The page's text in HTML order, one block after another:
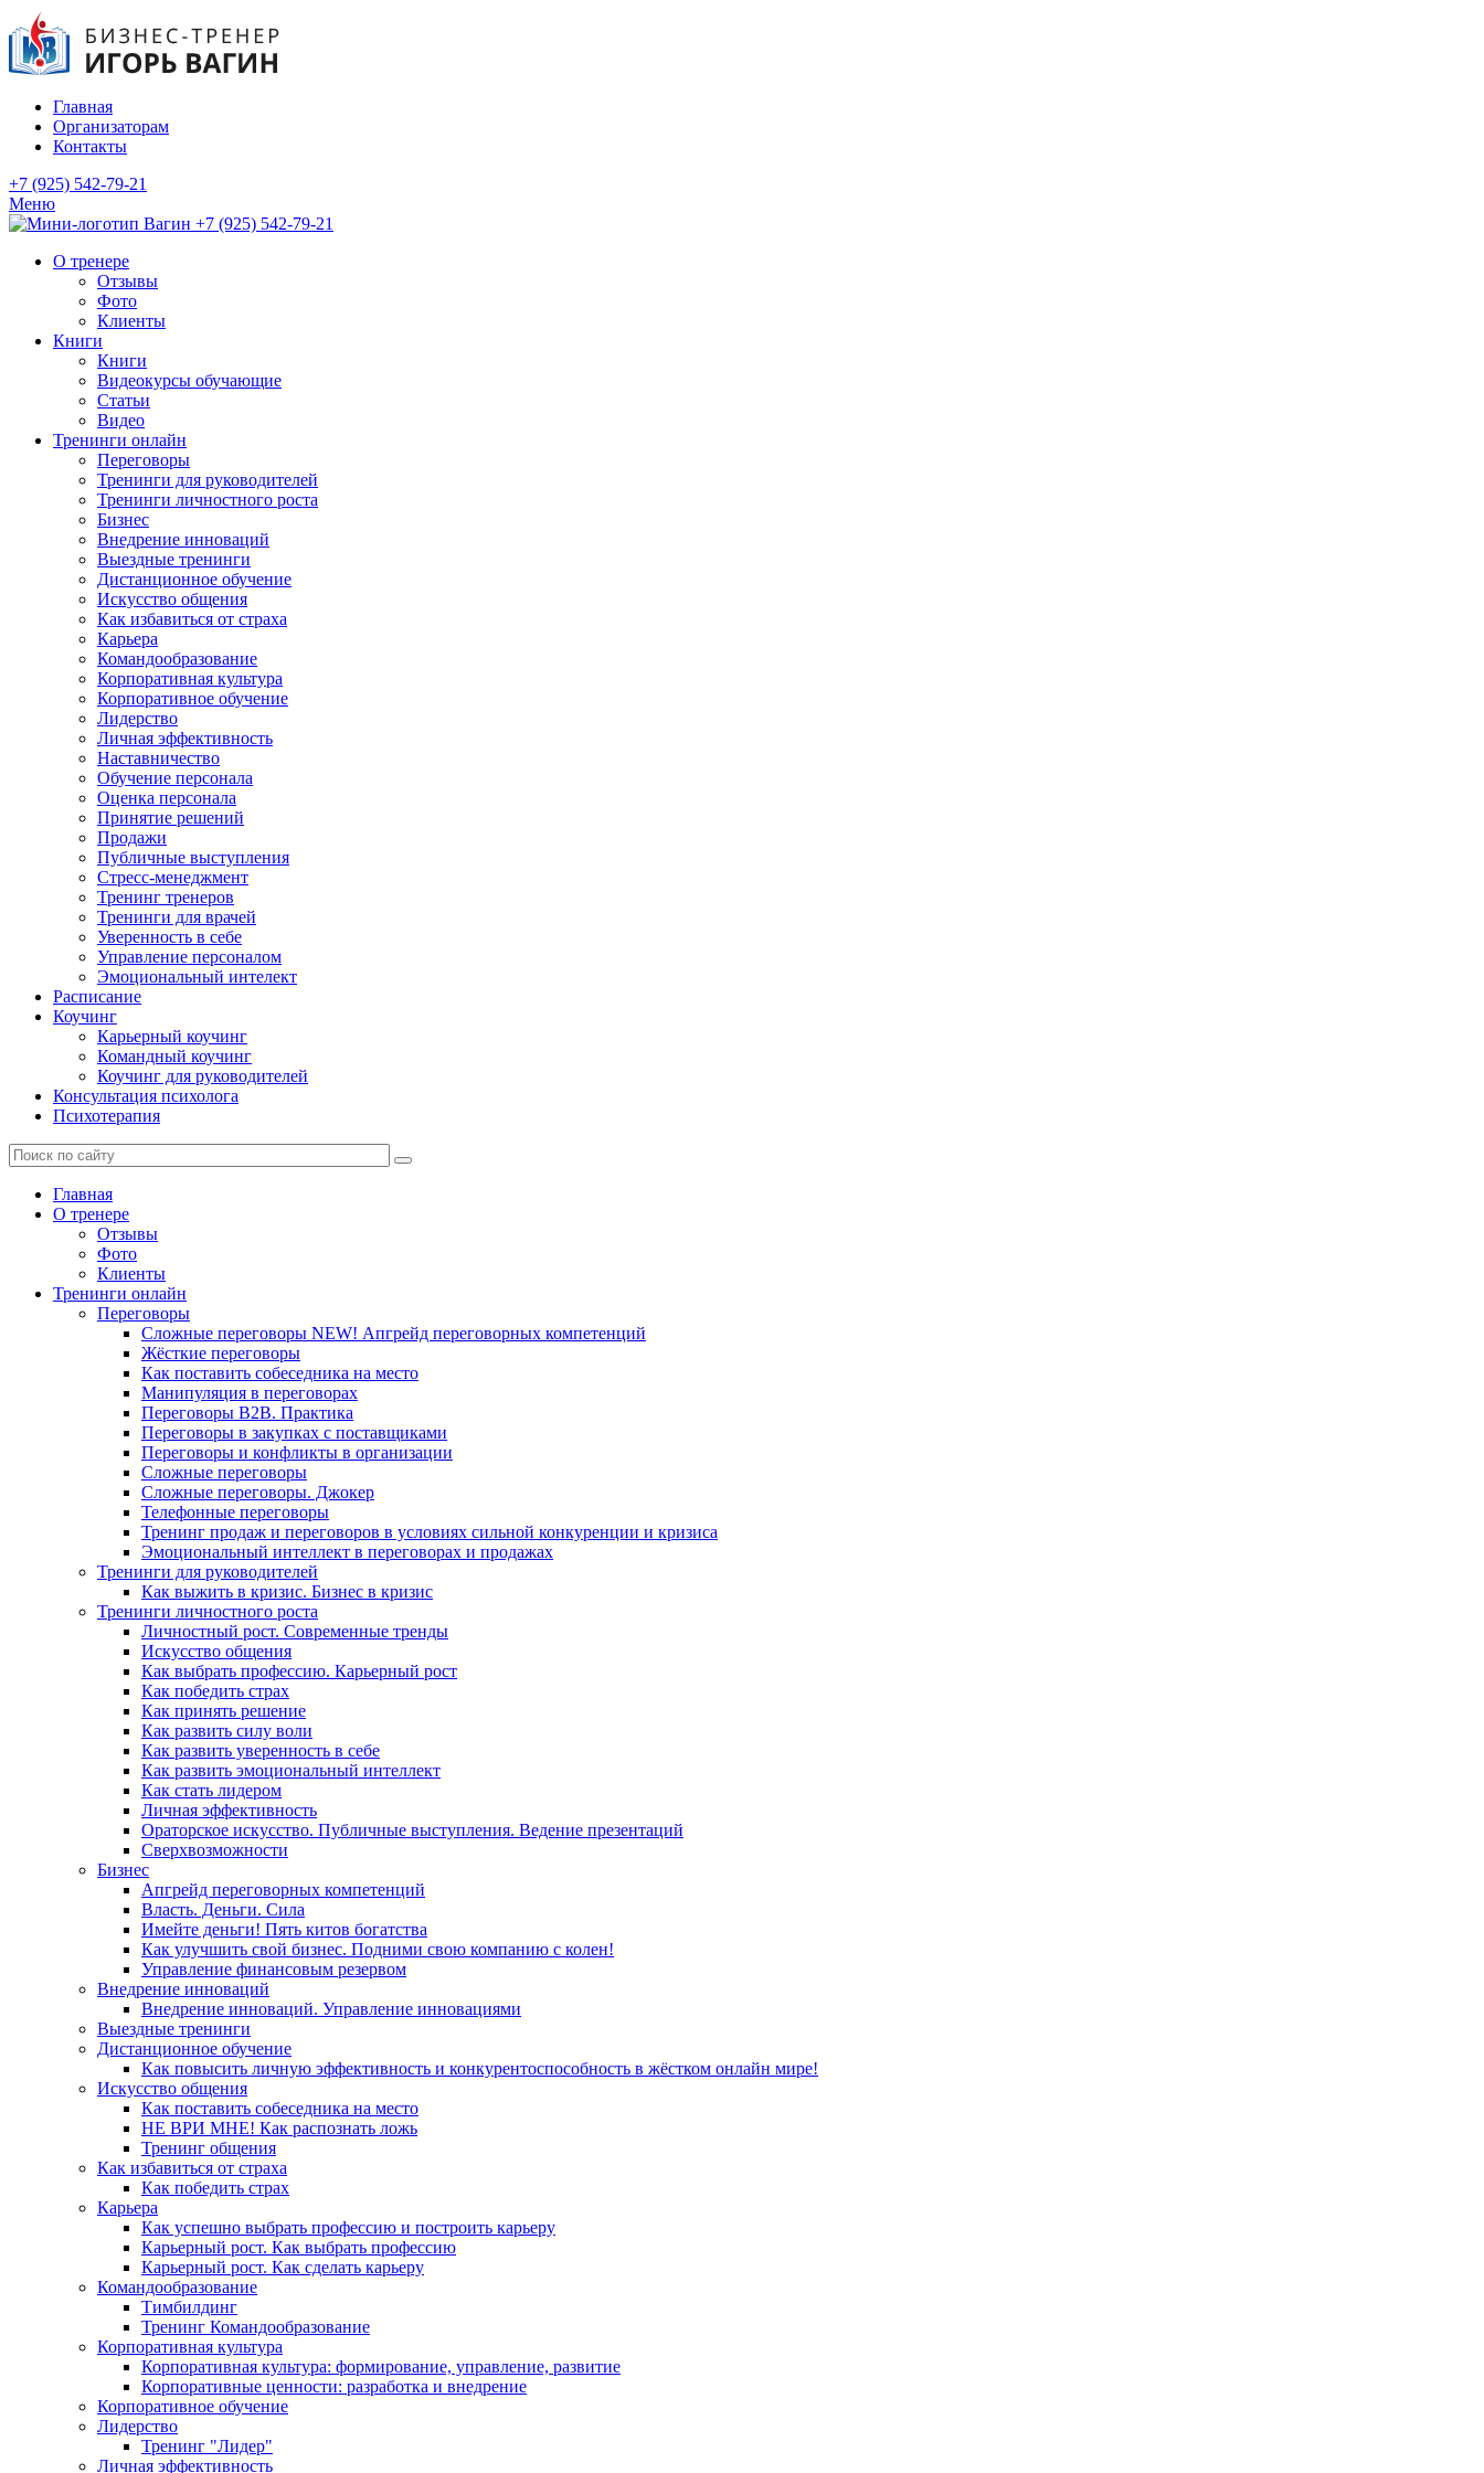
Главная
Организаторам
Контакты
+7 (925) 542-79-21
Меню
+7 (925) 542-79-21
О тренере
Отзывы
Фото
Клиенты
Книги
Книги
Видеокурсы обучающие
Статьи
Видео
Тренинги онлайн
Переговоры
Тренинги для руководителей
Тренинги личностного роста
Бизнес
Внедрение инноваций
Выездные тренинги
Дистанционное обучение
Искусство общения
Как избавиться от страха
Карьера
Командообразование
Корпоративная культура
Корпоративное обучение
Лидерство
Личная эффективность
Наставничество
Обучение персонала
Оценка персонала
Принятие решений
Продажи
Публичные выступления
Стресс-менеджмент
Тренинг тренеров
Тренинги для врачей
Уверенность в себе
Управление персоналом
Эмоциональный интелект
Расписание
Коучинг
Карьерный коучинг
Командный коучинг
Коучинг для руководителей
Консультация психолога
Психотерапия
Главная
О тренере
Отзывы
Фото
Клиенты
Тренинги онлайн
Переговоры
Сложные переговоры NEW! Апгрейд переговорных компетенций
Жёсткие переговоры
Как поставить собеседника на место
Манипуляция в переговорах
Переговоры B2B. Практика
Переговоры в закупках с поставщиками
Переговоры и конфликты в организации
Сложные переговоры
Сложные переговоры. Джокер
Телефонные переговоры
Тренинг продаж и переговоров в условиях сильной конкуренции и кризиса
Эмоциональный интеллект в переговорах и продажах
Тренинги для руководителей
Как выжить в кризис. Бизнес в кризис
Тренинги личностного роста
Личностный рост. Современные тренды
Искусство общения
Как выбрать профессию. Карьерный рост
Как победить страх
Как принять решение
Как развить силу воли
Как развить уверенность в себе
Как развить эмоциональный интеллект
Как стать лидером
Личная эффективность
Ораторское искусство. Публичные выступления. Ведение презентаций
Сверхвозможности
Бизнес
Апгрейд переговорных компетенций
Власть. Деньги. Сила
Имейте деньги! Пять китов богатства
Как улучшить свой бизнес. Подними свою компанию с колен!
Управление финансовым резервом
Внедрение инноваций
Внедрение инноваций. Управление инновациями
Выездные тренинги
Дистанционное обучение
Как повысить личную эффективность и конкурентоспособность в жёстком онлайн мире!
Искусство общения
Как поставить собеседника на место
НЕ ВРИ МНЕ! Как распознать ложь
Тренинг общения
Как избавиться от страха
Как победить страх
Карьера
Как успешно выбрать профессию и построить карьеру
Карьерный рост. Как выбрать профессию
Карьерный рост. Как сделать карьеру
Командообразование
Тимбилдинг
Тренинг Командообразование
Корпоративная культура
Корпоративная культура: формирование, управление, развитие
Корпоративные ценности: разработка и внедрение
Корпоративное обучение
Лидерство
Тренинг "Лидер"
Личная эффективность